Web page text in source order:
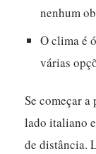
nenhum
O clima é
várias
Se começar
lado italiano
de distância.